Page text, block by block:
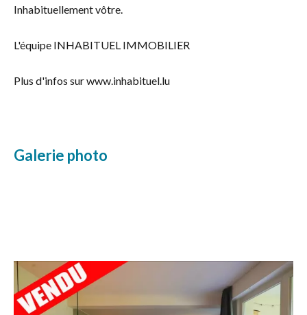
Inhabituellement vôtre.
L'équipe INHABITUEL IMMOBILIER
Plus d'infos sur www.inhabituel.lu
Galerie photo